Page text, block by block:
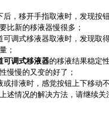
，移开手指取液时，发现按
比新的移液器慢很多；
调式移液器取液时，发现取
；
可调式移液器的移液结果稳定
慢慢的又变的好了；
排液时，感觉按钮上下移动不
情况的解决方法，请继续关